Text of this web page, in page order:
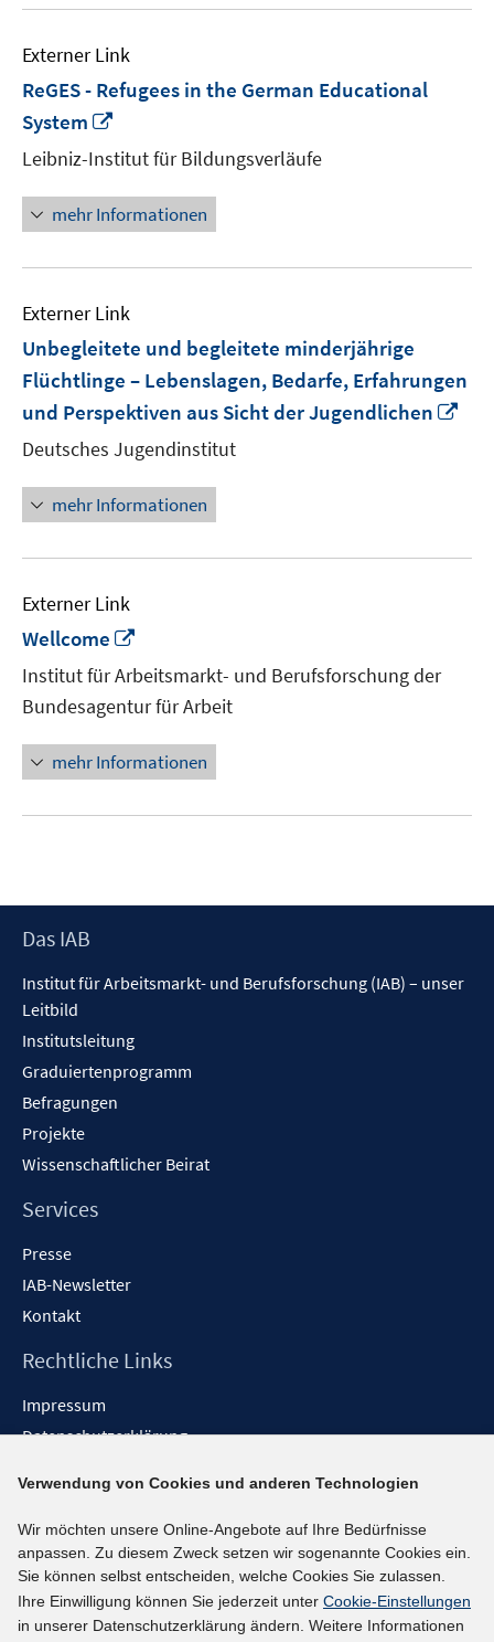
Externer Link
ReGES - Refugees in the German Educational
System
neuem
Fenster
öffnen
Leibniz-Institut für Bildungsverläufe
mehr Informationen
Externer Link
Unbegleitete und begleitete minderjährige
Flüchtlinge – Lebenslagen, Bedarfe, Erfahrungen
und Perspektiven aus Sicht der Jugendlichen
Deutsches Jugendinstitut
mehr Informationen
Externer Link
Wellcome
neuem
Fenster
öffnen
Institut für Arbeitsmarkt- und Berufsforschung der
Bundesagentur für Arbeit
mehr Informationen
Footer
Das IAB
Institut für Arbeitsmarkt- und Berufsforschung (IAB) – unser
Leitbild
Institutsleitung
Graduiertenprogramm
Befragungen
Projekte
Wissenschaftlicher Beirat
Services
Presse
IAB-Newsletter
Kontakt
Rechtliche Links
Impressum
Datenschutzerklärung
Barrieren melden
Social-Media-Kanäle
BlueSky
YouTube
Verwendung von Cookies und anderen Technologien
Wir möchten unsere Online-Angebote auf Ihre Bedürfnisse
anpassen. Zu diesem Zweck setzen wir sogenannte Cookies ein.
Sie können selbst entscheiden, welche Cookies Sie zulassen.
Ihre Einwilligung können Sie jederzeit unter Cookie-Einstellungen
in unserer Datenschutzerklärung ändern. Weitere Informationen